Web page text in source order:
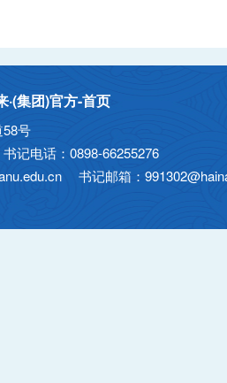
集团)官方-首页
号
记电话：0898-66255276
书记邮箱：